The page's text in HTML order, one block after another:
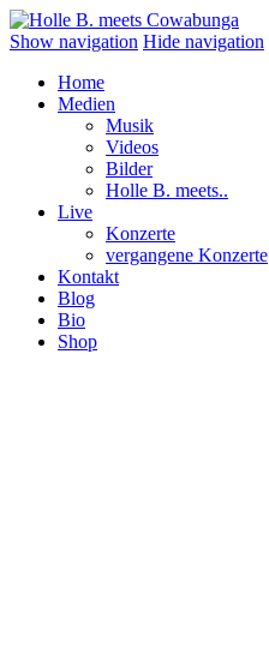
Show navigation Hide navigation
Home
Medien
Musik
Videos
Bilder
Holle B. meets..
Live
Konzerte
vergangene Konzerte
Kontakt
Blog
Bio
Shop